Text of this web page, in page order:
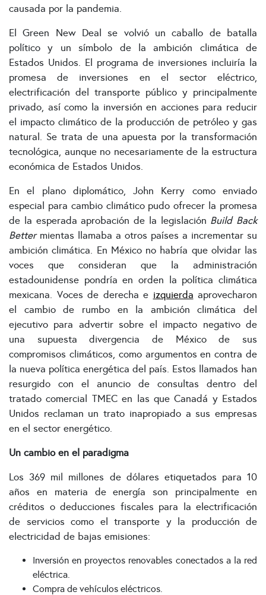
causada por la pandemia.
El Green New Deal se volvió un caballo de batalla
político y un símbolo de la ambición climática de
Estados Unidos. El programa de inversiones incluiría la
promesa de inversiones en el sector eléctrico,
electrificación del transporte público y principalmente
privado, así como la inversión en acciones para reducir
el impacto climático de la producción de petróleo y gas
natural. Se trata de una apuesta por la transformación
tecnológica, aunque no necesariamente de la estructura
económica de Estados Unidos.
En el plano diplomático, John Kerry como enviado
especial para cambio climático pudo ofrecer la promesa
de la esperada aprobación de la legislación Build Back
Bettermientas llamaba a otros países a incrementar su
ambición climática. En México no habría que olvidar las
voces que consideran que la administración
estadounidense pondría en orden la política climática
mexicana. Voces de derecha e izquierda aprovecharon
el cambio de rumbo en la ambición climática del
ejecutivo para advertir sobre el impacto negativo de
una supuesta divergencia de México de sus
compromisos climáticos, como argumentos en contra de
la nueva política energética del país. Estos llamados han
resurgido con el anuncio de consultas dentro del
tratado comercial TMEC en las que Canadá y Estados
Unidos reclaman un trato inapropiado a sus empresas
en el sector energético.
Un cambio en el paradigma
Los 369 mil millones de dólares etiquetados para 10
años en materia de energía son principalmente en
créditos o deducciones fiscales para la electrificación
de servicios como el transporte y la producción de
electricidad de bajas emisiones:
Inversión en proyectos renovables conectados a la red
eléctrica.
Compra de vehículos eléctricos.